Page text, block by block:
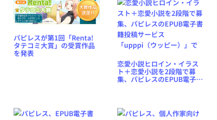
パピレスが第1回「Renta!
タテコミ大賞」の受賞作品
を発表
恋愛小説ヒロイン・イラス
ト＋恋愛小説を2段階で募
集、パピレスのEPUB電子書